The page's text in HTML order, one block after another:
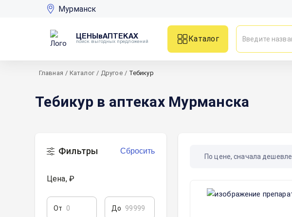
Мурманск
ЦЕНЫвАПТЕКАХ
поиск выгодных предложений
Каталог
Главная / Каталог / Другое / Тебикур
Тебикур в аптеках Мурманска
Фильтры Сбросить
Цена, ₽
От До
По цене, сначала дешевле